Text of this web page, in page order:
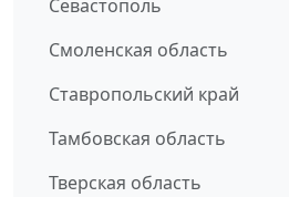
Севастополь
Смоленская область
Ставропольский край
Тамбовская область
Тверская область